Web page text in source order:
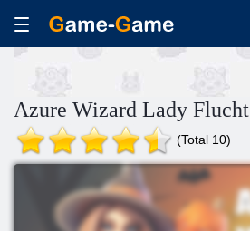
Azure Wizard Lady Flucht
(Total 10)